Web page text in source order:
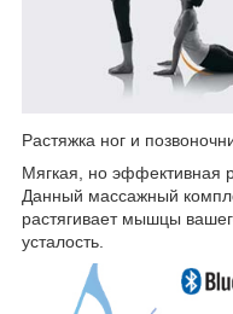
Растяжка ног и
Мягкая, но эффективная
Данный массажный
растягивает мышцы
усталость.